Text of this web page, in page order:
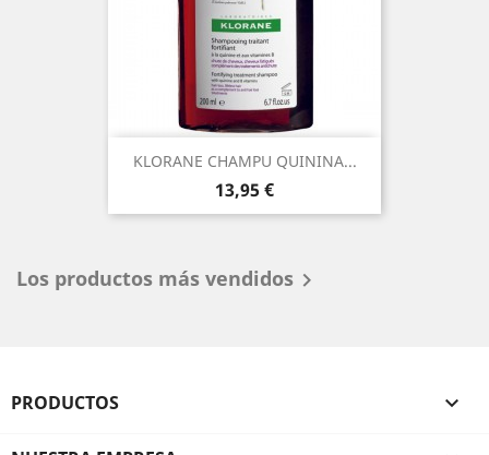
KLORANE CHAMPU QUININA...
Precio
13,95 €
Los productos más vendidos 
PRODUCTOS 